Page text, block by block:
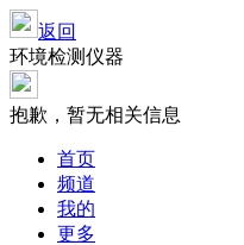
返回
环境检测仪器
抱歉，暂无相关信息
首页
频道
我的
更多